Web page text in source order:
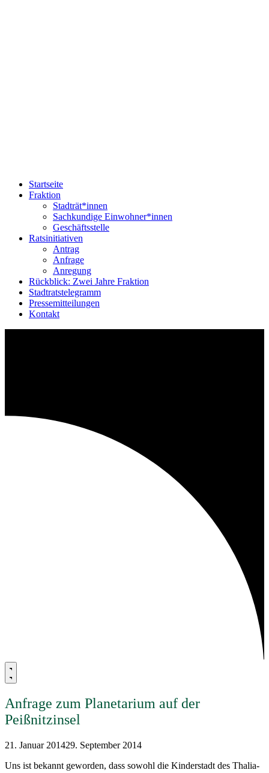
Startseite
Fraktion
Stadträt*innen
Sachkundige Einwohner*innen
Geschäftsstelle
Ratsinitiativen
Antrag
Anfrage
Anregung
Rückblick: Zwei Jahre Fraktion
Stadtratstelegramm
Pressemitteilungen
Kontakt
Anfrage zum Planetarium auf der
Peißnitzinsel
21. Januar 201429. September 2014
Uns ist bekannt geworden, dass sowohl die Kinderstadt des Thalia-